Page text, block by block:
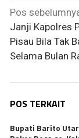
Navigasi
pos
Pos
Janji Kapolres
Pisau Bila Tak
Selama Bulan
POS TERKAIT
Bupati Barito